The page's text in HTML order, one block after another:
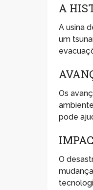
A
A usina
um
Os
pode
O